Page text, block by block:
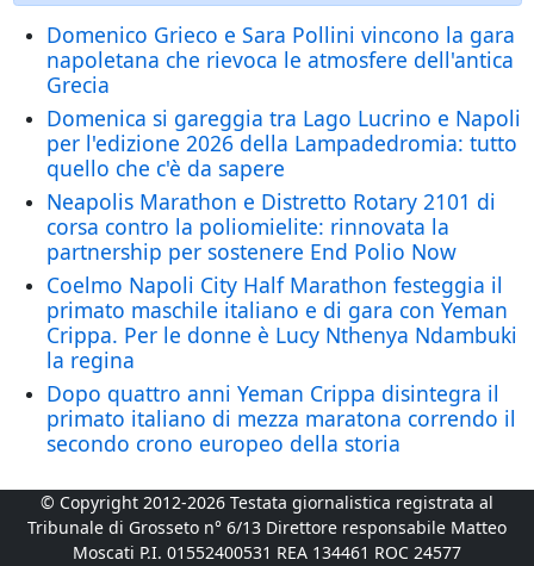
Domenico Grieco e Sara Pollini vincono la gara
napoletana che rievoca le atmosfere dell'antica
Grecia
Domenica si gareggia tra Lago Lucrino e Napoli
per l'edizione 2026 della Lampadedromia: tutto
quello che c'è da sapere
Neapolis Marathon e Distretto Rotary 2101 di
corsa contro la poliomielite: rinnovata la
partnership per sostenere End Polio Now
Coelmo Napoli City Half Marathon festeggia il
primato maschile italiano e di gara con Yeman
Crippa. Per le donne è Lucy Nthenya Ndambuki
la regina
Dopo quattro anni Yeman Crippa disintegra il
primato italiano di mezza maratona correndo il
secondo crono europeo della storia
© Copyright 2012-2026 Testata giornalistica registrata al
Tribunale di Grosseto n° 6/13 Direttore responsabile Matteo
Moscati P.I. 01552400531 REA 134461 ROC 24577